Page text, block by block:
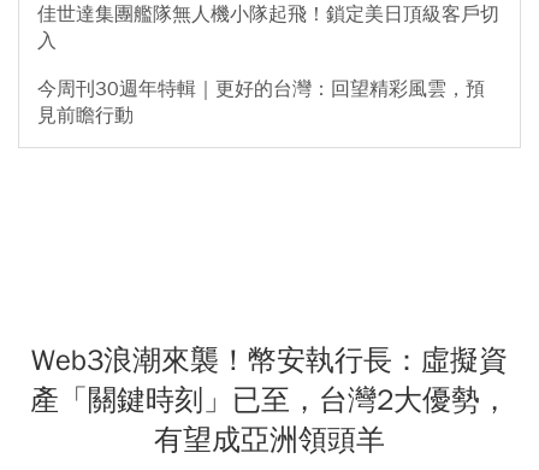
佳世達集團艦隊無人機小隊起飛！鎖定美日頂級客戶切
入
今周刊30週年特輯｜更好的台灣：回望精彩風雲，預
見前瞻行動
Web3浪潮來襲！幣安執行長：虛擬資
產「關鍵時刻」已至，台灣2大優勢，
有望成亞洲領頭羊